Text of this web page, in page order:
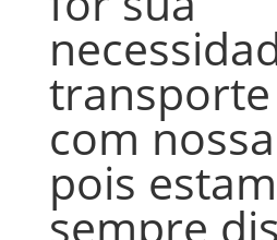
com
pois
sempre